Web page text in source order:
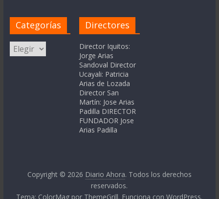
Categorías
Categorías
Directores
Director Iquitos:
Jorge Arias
Sandoval Director
Ucayali: Patricia
Arias de Lozada
Director San
Martín: Jose Arias
Padilla DIRECTOR
FUNDADOR Jose
Arias Padilla
Copyright © 2026 Diario Ahora. Todos los derechos
reservados.
Tema: ColorMag por ThemeGrill. Funciona conWordPress.